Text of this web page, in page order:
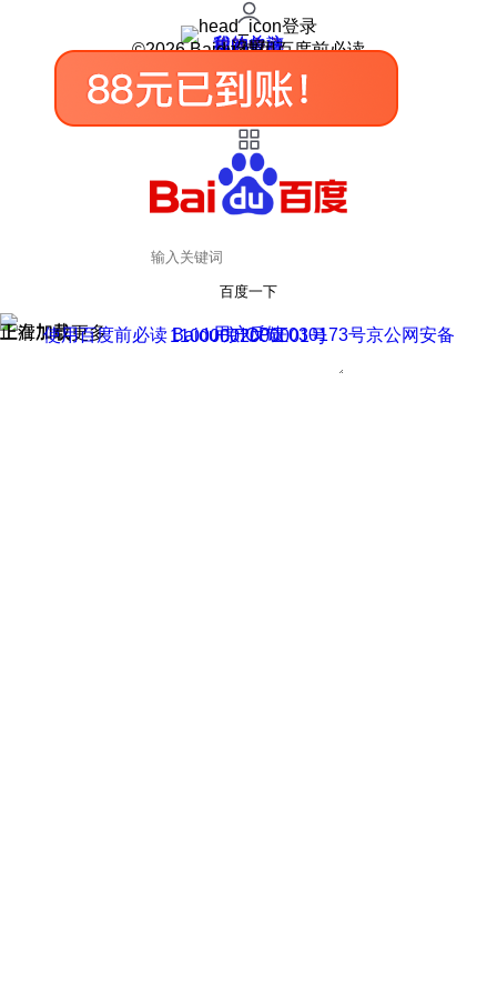
登录
我的关注
我的收藏
皮肤中心
用户反馈
设置
©2026 Baidu 使用百度前必读
百度一下
正在加载
上滑加载更多 用户反馈
使用百度前必读 Baidu 京ICP证030173号
京公网安备11000002000001号